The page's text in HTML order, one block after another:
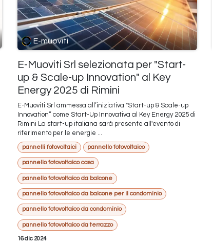
E-muoviti
E-Muoviti Srl selezionata per "Start-
up & Scale-up Innovation" al Key
Energy 2025 di Rimini
E-Muoviti Srl ammessa all’iniziativa "Start-up & Scale-up
Innovation” come Start-Up Innovativa al Key Energy 2025 di
Rimini La start-up italiana sarà presente all'evento di
riferimento per le energie ...
pannelli fotovoltaici pannello fotovoltaico
pannello fotovoltaico casa
pannello fotovoltaico da balcone
pannello fotovoltaico da balcone per il condominio
pannello fotovoltaico da condominio
pannello fotovoltaico da terrazzo
16 dic 2024